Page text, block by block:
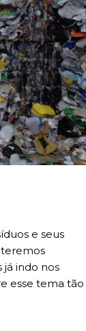
e seus
teremos
indo nos
esse tema tão